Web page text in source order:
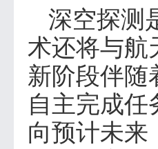
深空探测
术还将与航
新阶段伴随
自主完成
向预计未来